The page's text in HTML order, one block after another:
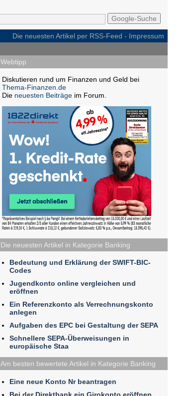
Die neuesten Artikel per RSS-Feed - Impressum
Webtipp
Diskutieren rund um Finanzen und Geld bei
Thema-Finanzen.de
Die neuesten Beiträgeim Forum.
Die neuesten Artikel in Kategorie Banking
Bedeutung und Erklärung der SWIFT-BIC-
Codes
Jugendkonto online vergleichen und
eröffnen
Ein Referenzkonto als Verrechnungskonto
anlegen
Aufgaben des EPC bei Gestaltung der SEPA
Schnellere SEPA-Überweisungen in
europäische Staa
Am besten bewertete Artikel in Kategorie Banking
Eine neue Konto Nr beantragen